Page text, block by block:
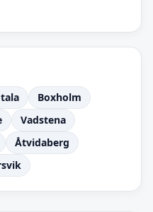
Boxholm
Vadstena
Åtvidaberg